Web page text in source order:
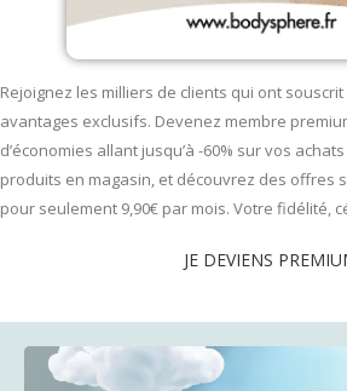
Rejoignez les milliers de clients qui ont
avantages exclusifs. Devenez membre
d’économies allant jusqu’à -60% sur vos
produits en magasin, et découvrez des offres
pour seulement 9,90€ par mois. Votre fidélité,
JE DEVIENS